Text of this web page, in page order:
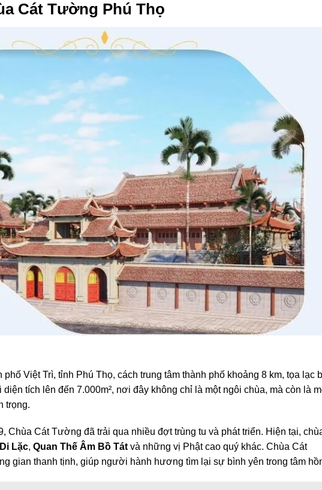
Cát Tường Phú Thọ
Việt Trì, tỉnh Phú Thọ, cách trung tâm thành phố khoảng 8 km, tọa lạc
tích lên đến 7.000m², nơi đây không chỉ là một ngôi chùa, mà còn là
trọng.
Chùa Cát Tường đã trải qua nhiều đợt trùng tu và phát triển. Hiện tại,
Lặc, Quan Thế Âm Bồ Tát và những vị Phật cao quý khác. Chùa Cát
gian thanh tịnh, giúp người hành hương tìm lại sự bình yên trong tâm